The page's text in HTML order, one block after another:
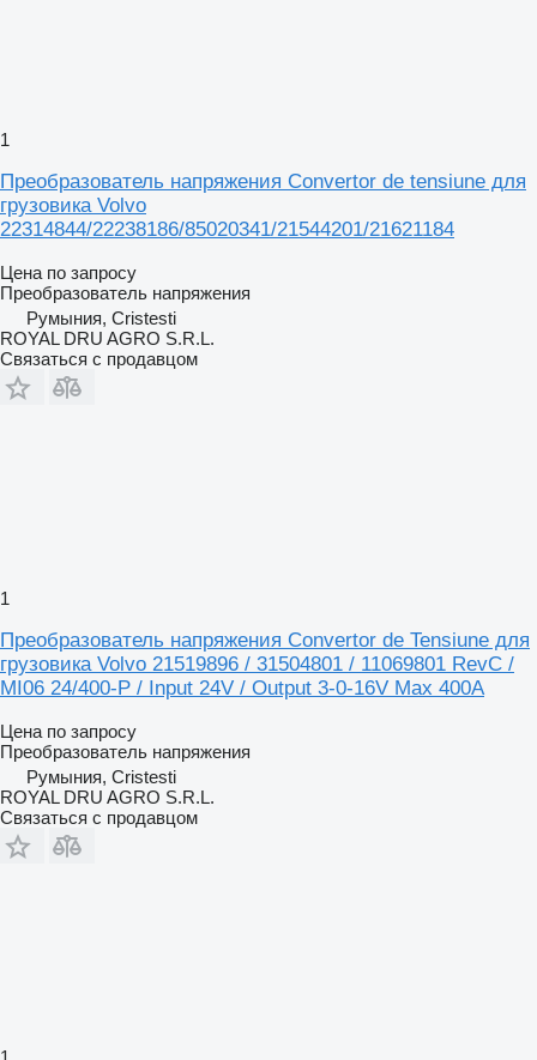
1
Преобразователь напряжения Convertor de tensiune для
грузовика Volvo
22314844/22238186/85020341/21544201/21621184
Цена по запросу
Преобразователь напряжения
Румыния, Cristesti
ROYAL DRU AGRO S.R.L.
Связаться с продавцом
1
Преобразователь напряжения Convertor de Tensiune для
грузовика Volvo 21519896 / 31504801 / 11069801 RevC /
MI06 24/400-P / Input 24V / Output 3-0-16V Max 400A
Цена по запросу
Преобразователь напряжения
Румыния, Cristesti
ROYAL DRU AGRO S.R.L.
Связаться с продавцом